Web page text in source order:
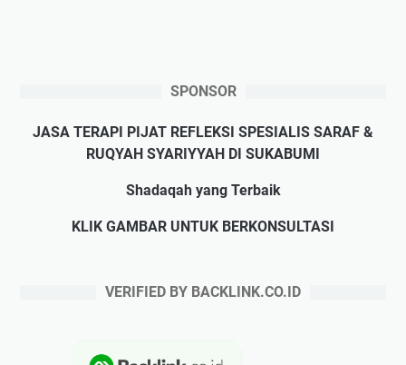
SPONSOR
JASA TERAPI PIJAT REFLEKSI SPESIALIS SARAF &
RUQYAH SYARIYYAH DI SUKABUMI
Shadaqah yang Terbaik
KLIK GAMBAR UNTUK BERKONSULTASI
VERIFIED BY BACKLINK.CO.ID